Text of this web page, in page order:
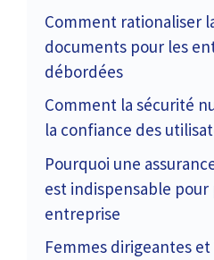
Comment rationaliser
documents pour les
débordées
Comment la sécurité
la confiance des
Pourquoi une
est indispensable
entreprise
Femmes dirigeantes